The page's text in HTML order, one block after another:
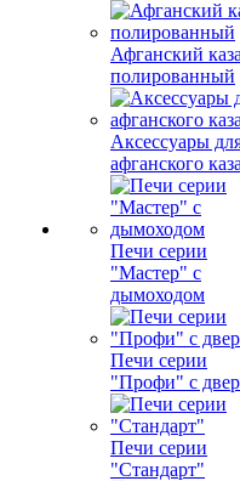
Афганский
полированный
Аксессуары
афганского
Печи серии
"Мастер" с
дымоходом
Печи серии
"Профи" с
Печи серии
"Стандарт"